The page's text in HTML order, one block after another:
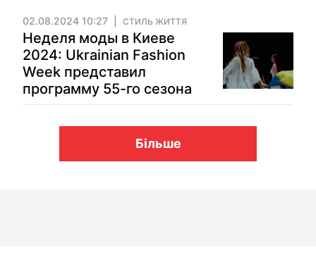
02.08.2024 10:27 СТИЛЬ ЖИТТЯ
Неделя моды в Киеве
2024: Ukrainian Fashion
Week представил
программу 55-го сезона
Більше